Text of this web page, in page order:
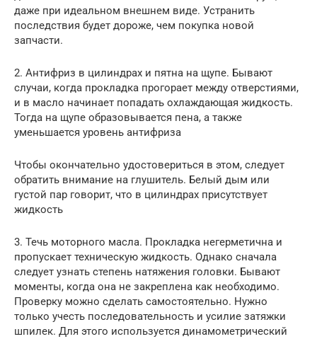
даже при идеальном внешнем виде. Устранить
последствия будет дороже, чем покупка новой
запчасти.
2. Антифриз в цилиндрах и пятна на щупе. Бывают
случаи, когда прокладка прогорает между отверстиями,
и в масло начинает попадать охлаждающая жидкость.
Тогда на щупе образовывается пена, а также
уменьшается уровень антифриза
Чтобы окончательно удостовериться в этом, следует
обратить внимание на глушитель. Белый дым или
густой пар говорит, что в цилиндрах присутствует
жидкость
3. Течь моторного масла. Прокладка негерметична и
пропускает техническую жидкость. Однако сначала
следует узнать степень натяжения головки. Бывают
моменты, когда она не закреплена как необходимо.
Проверку можно сделать самостоятельно. Нужно
только учесть последовательность и усилие затяжки
шпилек. Для этого используется динамометрический